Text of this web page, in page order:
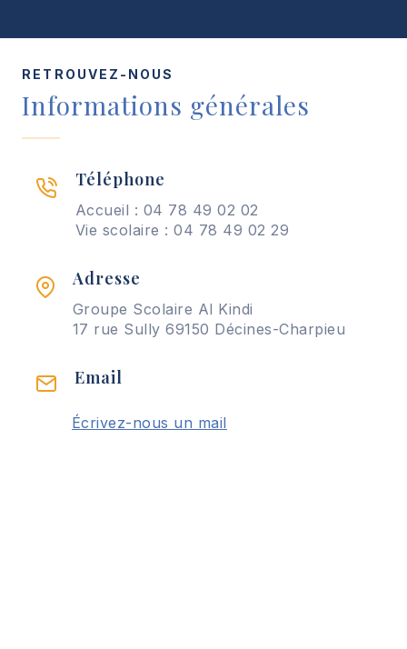
RETROUVEZ-NOUS
Informations générales
Téléphone
Accueil : 04 78 49 02 02
Vie scolaire : 04 78 49 02 29
Adresse
Groupe Scolaire Al Kindi
17 rue Sully 69150 Décines-Charpieu
Email
Écrivez-nous un mail